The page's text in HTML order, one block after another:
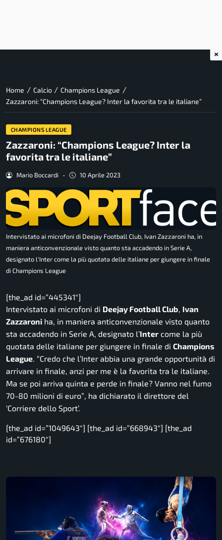
Home / Calcio / Champions League /
Zazzaroni: “Champions League? Inter la favorita tra le italiane”
CHAMPIONS LEAGUE
Zazzaroni: “Champions League? Inter la
favorita tra le italiane”
Mario Boccardi - 10 Aprile 2023
Intervistato ai microfoni di Deejay Football Club, Ivan Zazzaroni ha, in
maniera anticonvenzionale visto quanto sta accadendo in Serie A,
designato l'Inter come la più quotata delle italiane per giungere in finale
di Champions League
[the_ad id=”445341″]
Intervistato ai microfoni di Deejay Football Club Ivan
Zazzaroni ha, in maniera anticonvenzionale visto quanto
sta accadendo in Serie A, designato l’Inter come la più
quotata delle italiane per giungere in finale di Champions
League . “Credo che l’Inter abbia una grande opportunità di
arrivare in finale, anzi per me è la favorita tra le italiane.
Ma se poi arriva quinta e perde in finale? Vanno nel fumo
70-80 milioni di euro” , ha dichiarato il direttore del
‘Corriere dello Sport’.
[the_ad id=”1049643″] [the_ad id=”668943″] [the_ad
id=”676180″]
×